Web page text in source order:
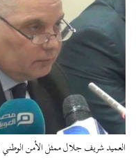
العميد شريف جلال ممثل الأمن